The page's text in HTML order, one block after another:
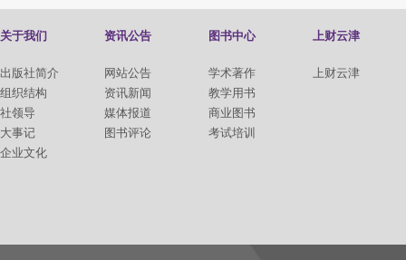
关于我们
出版社简介
组织结构
社领导
大事记
企业文化
资讯公告
网站公告
资讯新闻
媒体报道
图书评论
图书中心
学术著作
教学用书
商业图书
考试培训
上财云津
上财云津